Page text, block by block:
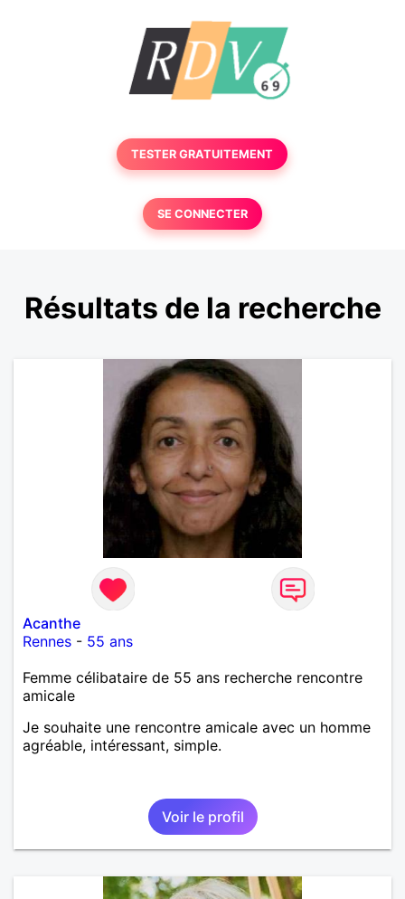
TESTER GRATUITEMENT
SE CONNECTER
Résultats de la recherche
Acanthe
Rennes - 55 ans
Femme célibataire de 55 ans recherche rencontre
amicale
Je souhaite une rencontre amicale avec un homme
agréable, intéressant, simple.
Voir le profil